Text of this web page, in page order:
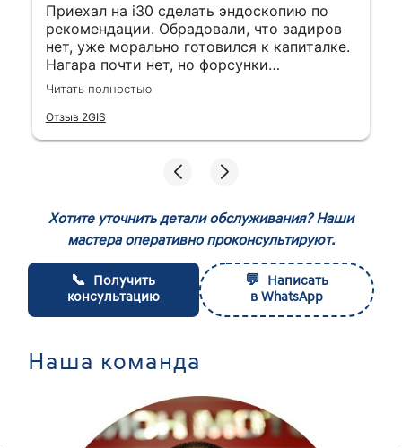
Приехал на i30 сделать эндоскопию по
рекомендации. Обрадовали, что задиров
нет, уже морально готовился к капиталке.
Нагара почти нет, но форсунки
подклинивают. Сделали промывку, ошибки
ушли. Мастер показал видео с эндоскопа -
видно, что все профессионально. Теперь
спокоен за мотор на ближайшие десятки
адекватный сервис с нормальными
далеко не те цифры, что просят дилеры.
Читать полностью
Отзыв 2GIS
Хотите уточнить детали обслуживания? Наши
мастера оперативно проконсультируют.
📞 Получить
консультацию
💬 Написать
в WhatsApp
Наша команда